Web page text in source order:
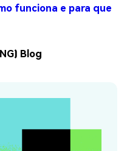
funciona e para que
Blog